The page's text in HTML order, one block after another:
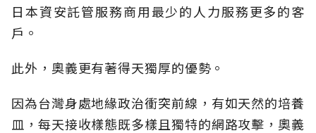
日本資安託管服務商用最少的人力服務更多的客
戶。
此外，奧義更有著得天獨厚的優勢。
因為台灣身處地緣政治衝突前線，有如天然的培養
皿，每天接收樣態既多樣且獨特的網路攻擊，奧義